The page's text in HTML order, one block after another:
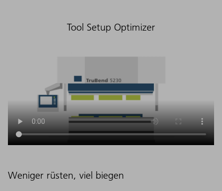
Tool Setup Optimizer
Weniger rüsten, viel biegen